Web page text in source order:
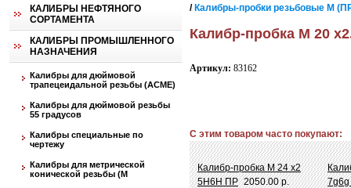
КАЛИБРЫ НЕФТЯНОГО
СОРТАМЕНТА
КАЛИБРЫ ПРОМЫШЛЕННОГО
НАЗНАЧЕНИЯ
Калибры для дюймовой
трапецеидальной резьбы (АСМЕ)
Калибры для дюймовой резьбы
55 градусов
Калибры специальные по
чертежу
Калибры для метрической
конической резьбы (М
/ Калибры-пробки резьбовые М
Калибр-пробка М 20
Артикул: 83162
С этим товаром часто покупают:
Калибр-пробка М 24 х2
5Н6Н ПР 2050.00 р.